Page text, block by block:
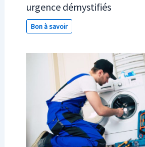
urgence démystifiés
Bon à savoir